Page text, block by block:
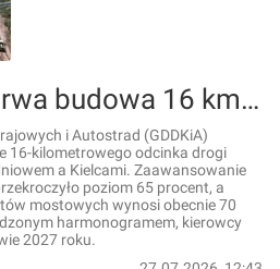
Pod Kielcami trwa budowa 16 km drogi ekspresowej S74 [FILM]
i Autostrad (GDDKiA)
16-kilometrowego odcinka drogi
a Kielcami. Zaawansowanie
poziom 65 procent, a
mostowych wynosi obecnie 70
harmonogramem, kierowcy
2027 roku.